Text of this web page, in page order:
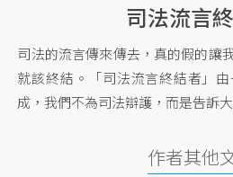
司法流言
司法的流言傳來傳去，真的假的讓
就該終結。「司法流言終結者」
成，我們不為司法辯護，而是告訴
作者其他